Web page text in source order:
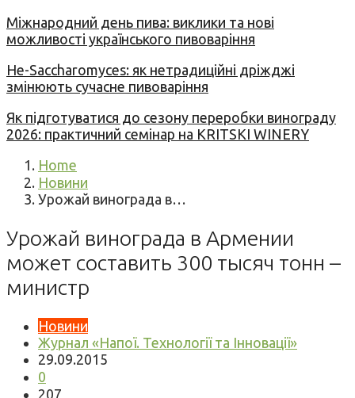
Міжнародний день пива: виклики та нові
можливості українського пивоваріння
Не-Saccharomyces: як нетрадиційні дріжджі
змінюють сучасне пивоваріння
Як підготуватися до сезону переробки винограду
2026: практичний семінар на KRITSKI WINERY
Home
Новини
Урожай винограда в…
Урожай винограда в Армении
может составить 300 тысяч тонн –
министр
Новини
Журнал «Напої. Технології та Інновації»
29.09.2015
0
207